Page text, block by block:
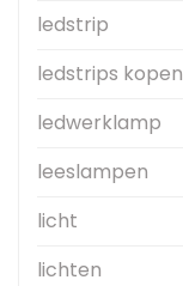
ledstrip
ledstrips kopen
ledwerklamp
leeslampen
licht
lichten